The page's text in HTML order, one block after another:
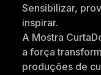
Sensibilizar,
inspirar.
A Mostra
a força
produções de